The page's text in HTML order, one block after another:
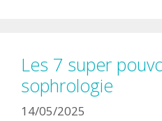
Les 7 super
sophrologie
14/05/2025